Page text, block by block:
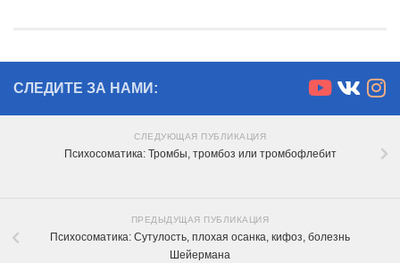
СЛЕДИТЕ ЗА НАМИ:
СЛЕДУЮЩАЯ ПУБЛИКАЦИЯ
Психосоматика: Тромбы, тромбоз или тромбофлебит
ПРЕДЫДУЩАЯ ПУБЛИКАЦИЯ
Психосоматика: Сутулость, плохая осанка, кифоз, болезнь
Шейермана